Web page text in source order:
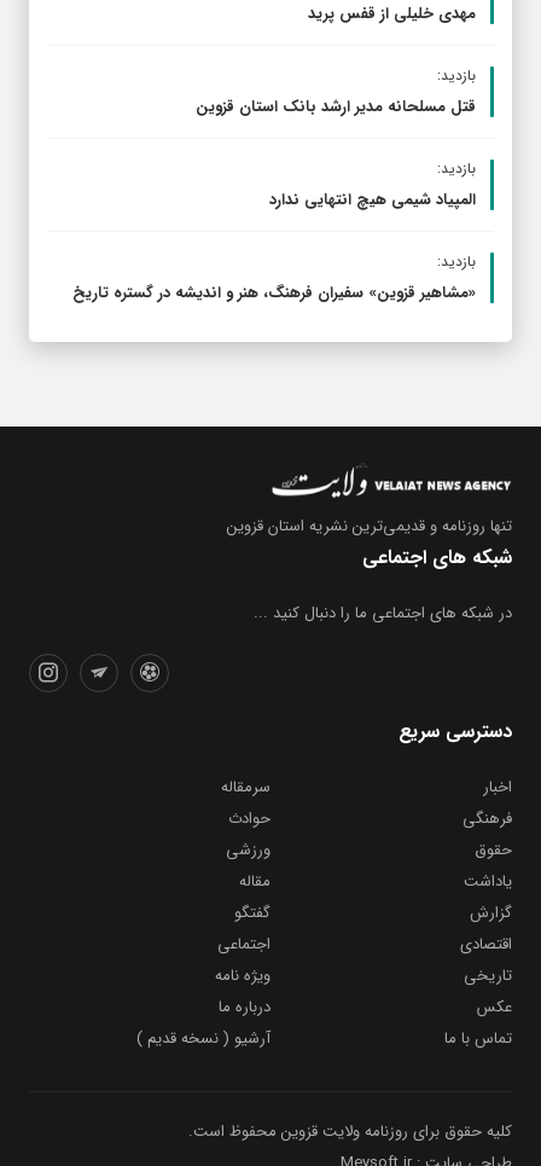
مهدی خلیلی از قفس پرید
بازدید:
قتل مسلحانه مدیر ارشد بانک استان قزوین
بازدید:
المپیاد شیمی هیچ انتهایی ندارد
بازدید:
«مشاهیر قزوین» سفیران فرهنگ، هنر و اندیشه در گستره تاریخ
تنها روزنامهو قدیمی‌ترین نشریه استان قزوین
شبکه های اجتماعی
در شبکه های اجتماعی ما را دنبال کنید ...
دسترسی سریع
اخبار
سرمقاله
فرهنگی
حوادث
حقوق
ورزشی
یاداشت
مقاله
گزارش
گفتگو
اقتصادی
اجتماعی
تاریخی
ویژه نامه
عکس
درباره ما
تماس با ما
آرشیو ( نسخه قدیم )
کلیه حقوق برای روزنامه ولایت قزوین محفوظ است.